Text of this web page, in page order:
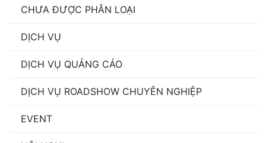
CHƯA ĐƯỢC PHÂN LOẠI
DỊCH VỤ
DỊCH VỤ QUẢNG CÁO
DỊCH VỤ ROADSHOW CHUYÊN NGHIỆP
EVENT